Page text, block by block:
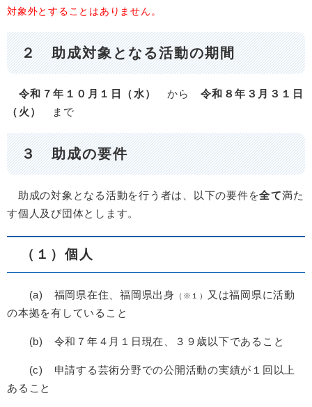
対象外とすることはありません。
２ 助成対象となる活動の期間
令和７年１０月１日（水） から 令和８年３月３１日
（火）
まで
３ 助成の要件
助成の対象となる活動を行う者は、以下の要件を全て満た
す個人及び団体とします。
（１）個人
(a) 福岡県在住、福岡県出身 （※１）
又は福岡県に活動
の本拠を有していること
(b) 令和７年４月１日現在、３９歳以下であること
(c) 申請する芸術分野での公開活動の実績が１回以上
あること